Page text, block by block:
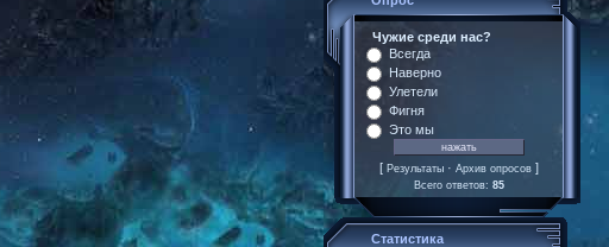
Чужие среди нас?
Всегда
Наверно
Улетели
Фигня
Это мы
[ Результаты· Архив опросов]
Всего ответов: 85
Статистика